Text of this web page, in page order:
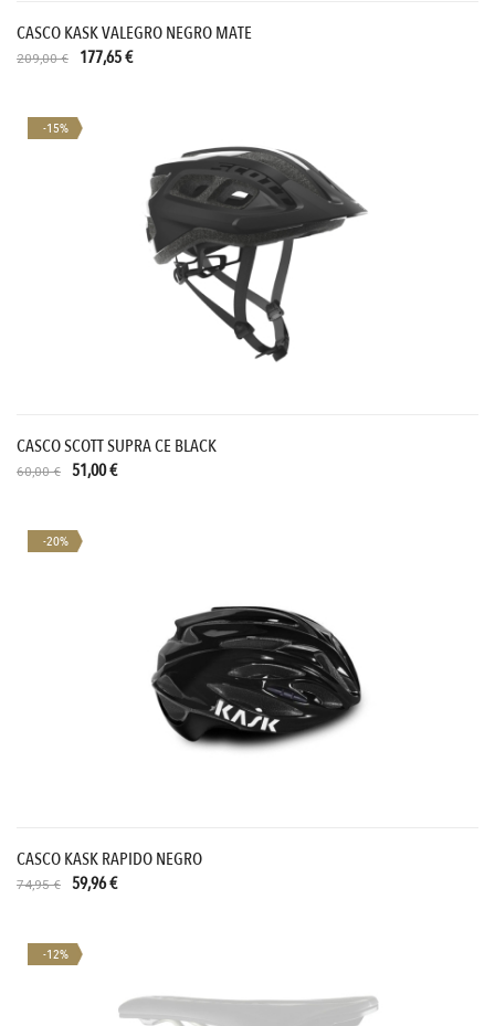
CASCO KASK VALEGRO NEGRO MATE
209,00 € 177,65 €
-15%
CASCO SCOTT SUPRA CE BLACK
60,00 € 51,00 €
-20%
CASCO KASK RAPIDO NEGRO
74,95 € 59,96 €
-12%